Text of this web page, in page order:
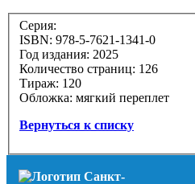
Серия:
ISBN: 978-5-7621-1341-0
Год издания: 2025
Количество страниц: 126
Тираж: 120
Обложка: мягкий переплет
Вернуться к списку